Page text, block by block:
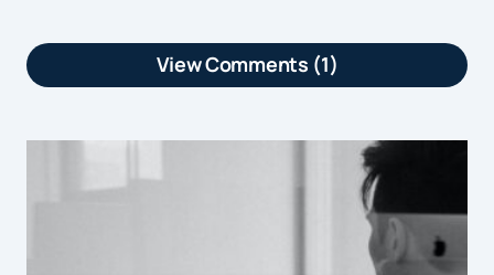
View Comments (1)
récemment par Ipsos montre que les
consommateurs n'opposent plus le e-